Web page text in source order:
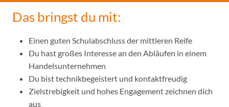
Das bringst du mit:
Einen guten Schulabschluss der mittleren Reife
Du hast großes Interesse an den Abläufen in einem
Handelsunternehmen
Du bist technikbegeistert und kontaktfreudig
Zielstrebigkeit und hohes Engagement zeichnen dich
aus